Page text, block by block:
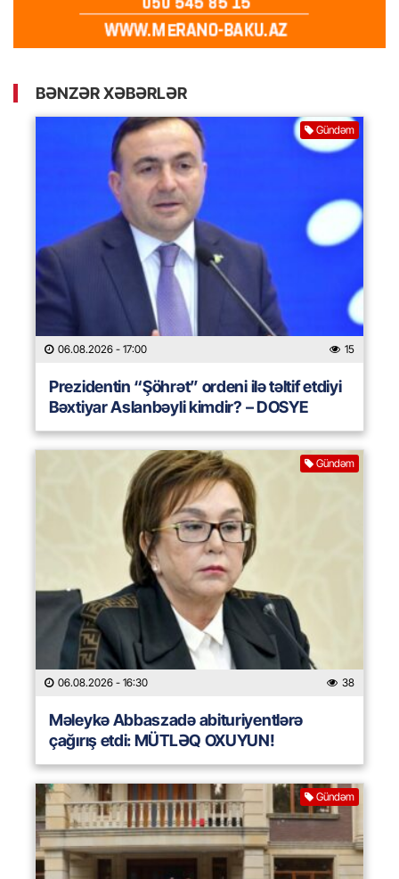
BƏNZƏR XƏBƏRLƏR
Gündəm
06.08.2026 - 17:00 15
Prezidentin “Şöhrət” ordeni ilə təltif etdiyi
Bəxtiyar Aslanbəyli kimdir? – DOSYE
Gündəm
06.08.2026 - 16:30 38
Məleykə Abbaszadə abituriyentlərə
çağırış etdi: MÜTLƏQ OXUYUN!
Gündəm